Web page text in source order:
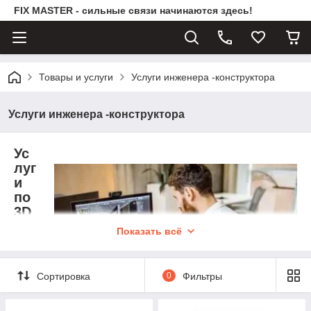
FIX MASTER - сильные связи начинаются здесь!
Товары и услуги Услуги инженера -конструктора
Услуги инженера -конструктора
Ус
луг
и
по
3D
ли
ро
ва
Показать всё
Сортировка 0 Фильтры